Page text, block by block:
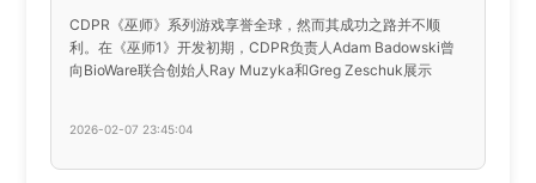
CDPR《巫师》系列游戏享誉全球，然而其成功之路并不顺
利。在《巫师1》开发初期，CDPR负责人Adam Badowski曾
向BioWare联合创始人Ray Muzyka和Greg Zeschuk展示
2026-02-07 23:45:04